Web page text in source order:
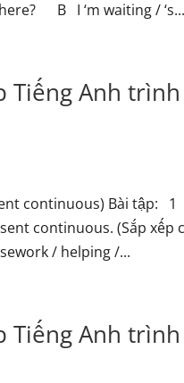
B I ‘m waiting / ‘s...
Tiếng Anh
continuous) Bài
continuous. (Sắp
/ helping /...
Tiếng Anh